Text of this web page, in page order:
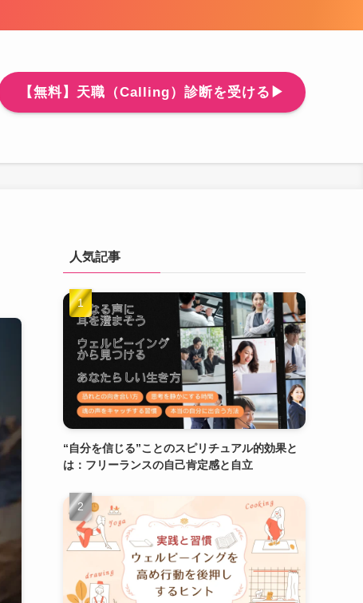
【無料】天職（Calling）診断を受ける▶
人気記事
“自分を信じる”ことのスピリチュアル的効果と
は：フリーランスの自己肯定感と自立